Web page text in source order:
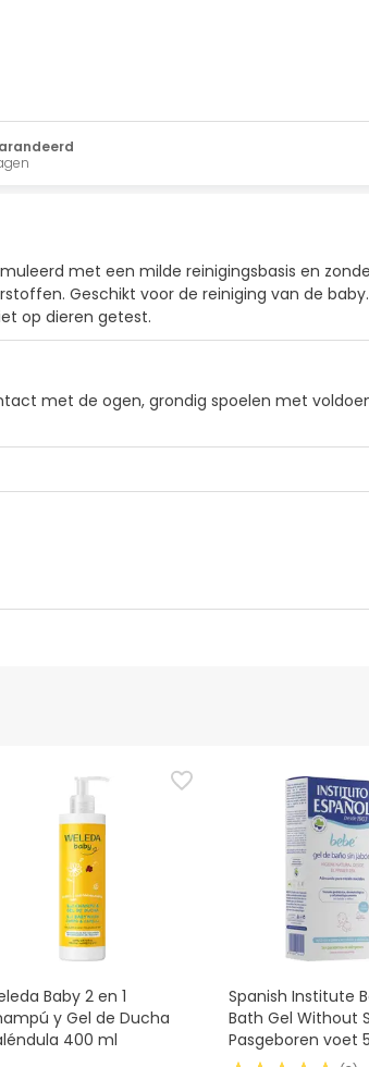
met een milde reinigingsbasis en
Geschikt voor de reiniging van de
op dieren getest.
met de ogen, grondig spoelen met
hebt over de veiligheid, aarzel dan niet
te volgen
Baby 2 en 1
y Gel de Ducha
400 ml
Spanish Institute
Bath Gel Without
Pasgeboren voet